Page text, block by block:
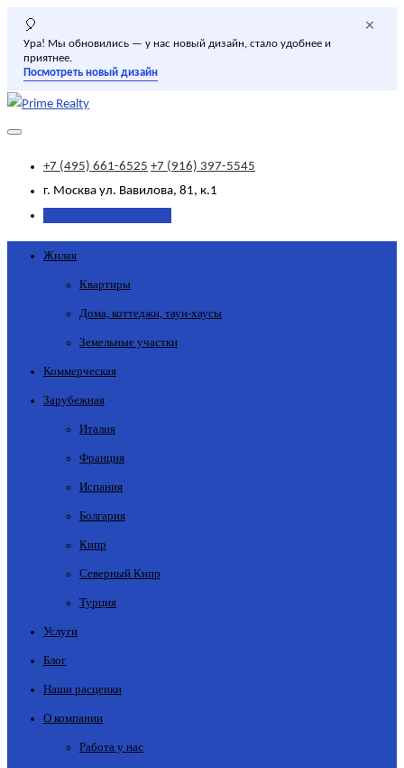
🎈
Ура! Мы обновились — у нас новый дизайн, стало удобнее и
приятнее.
Посмотреть новый дизайн
×
+7 (495) 661-6525 +7 (916) 397-5545
г. Москва ул. Вавилова, 81, к.1
Жилая
Квартиры
Дома, коттеджи, таун-хаусы
Земельные участки
Коммерческая
Зарубежная
Италия
Франция
Испания
Болгария
Кипр
Северный Кипр
Турция
Услуги
Блог
Наши расценки
О компании
Работа у нас